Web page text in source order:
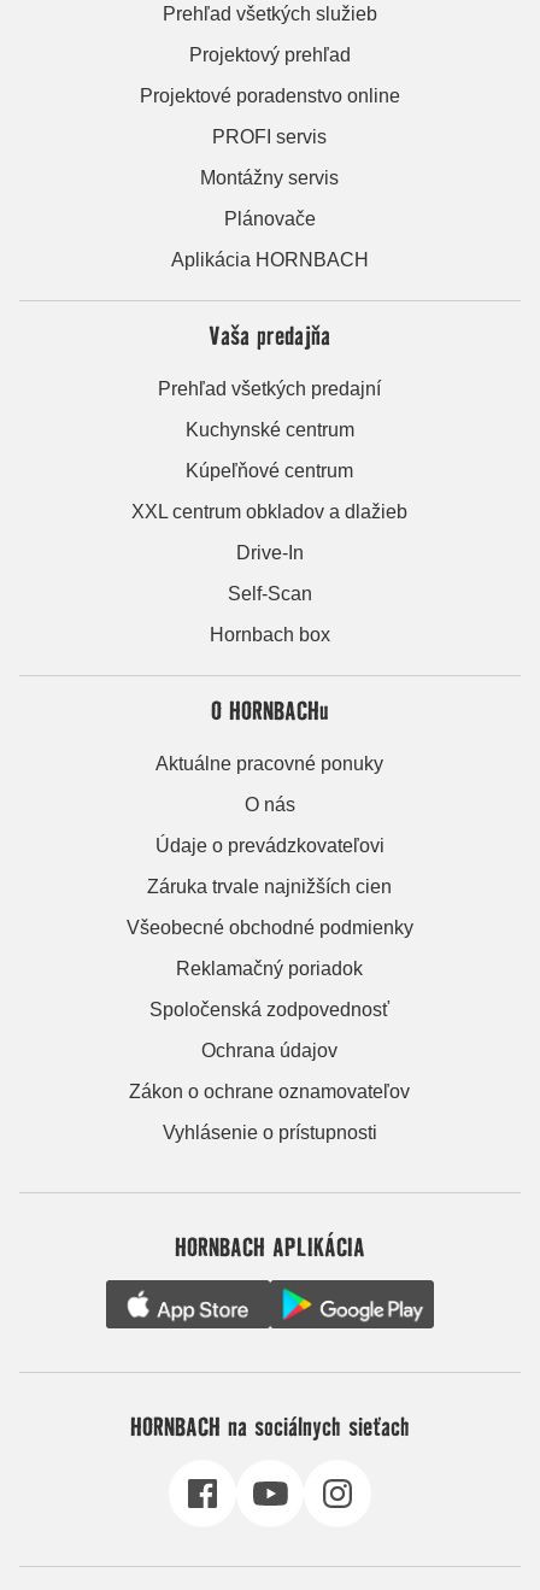
Prehľad všetkých služieb
Projektový prehľad
Projektové poradenstvo online
PROFI servis
Montážny servis
Plánovače
Aplikácia HORNBACH
Vaša predajňa
Prehľad všetkých predajní
Kuchynské centrum
Kúpeľňové centrum
XXL centrum obkladov a dlažieb
Drive-In
Self-Scan
Hornbach box
O HORNBACHu
Aktuálne pracovné ponuky
O nás
Údaje o prevádzkovateľovi
Záruka trvale najnižších cien
Všeobecné obchodné podmienky
Reklamačný poriadok
Spoločenská zodpovednosť
Ochrana údajov
Zákon o ochrane oznamovateľov
Vyhlásenie o prístupnosti
HORNBACH APLIKÁCIA
HORNBACH na sociálnych sieťach